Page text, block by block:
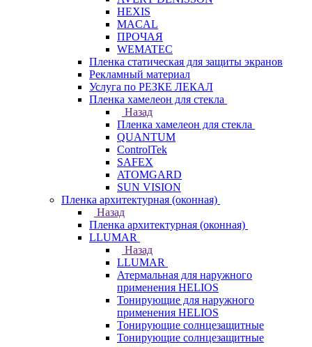
HEXIS
MACAL
ПРОЧАЯ
WEMATEC
Пленка статическая для защиты экранов
Рекламный материал
Услуга по РЕЗКЕ ЛЕКАЛ
Пленка хамелеон для стекла
Назад
Пленка хамелеон для стекла
QUANTUM
ControlTek
SAFEX
ATOMGARD
SUN VISION
Пленка архитектурная (оконная)
Назад
Пленка архитектурная (оконная)
LLUMAR
Назад
LLUMAR
Атермальная для наружного
применения HELIOS
Тонирующие для наружного
применения HELIOS
Тонирующие солнцезащитные
Тонирующие солнцезащитные